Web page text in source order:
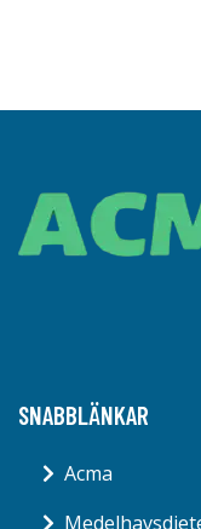
SNABBLÄNKAR
Acma